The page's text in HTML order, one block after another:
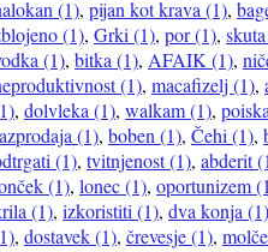
(1), pijan kot krava (1),
(1), Grki (1), por (1),
(1), bitka (1), AFAIK (1),
(1), macafizelj (1),
, dolvleka (1), walkam (1),
(1), boben (1), Čehi (1),
(1), tvitnjenost (1), abderit
(1), lonec (1), oportunizem
(1), izkoristiti (1), dva konja (1)
, dostavek (1), črevesje (1),